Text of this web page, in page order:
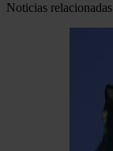
Noticias relacionadas